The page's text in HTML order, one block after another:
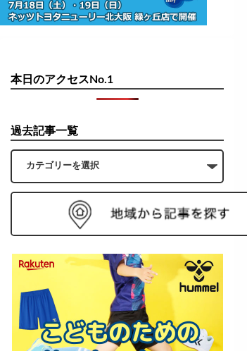
本日のアクセスNo.1
過去記事一覧